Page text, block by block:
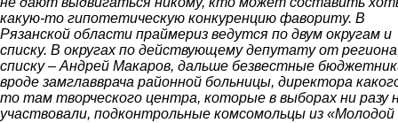
какую-то гипотетическую конкуренцию фавориту. В
Рязанской области праймериз ведутся по двум округам и
списку. В округах по действующему депутату от
списку – Андрей Макаров, дальше безвестные
вроде замглавврача районной больницы, директора
то там творческого центра, которые в выборах ни разу
участвовали, подконтрольные комсомольцы из «Молодой